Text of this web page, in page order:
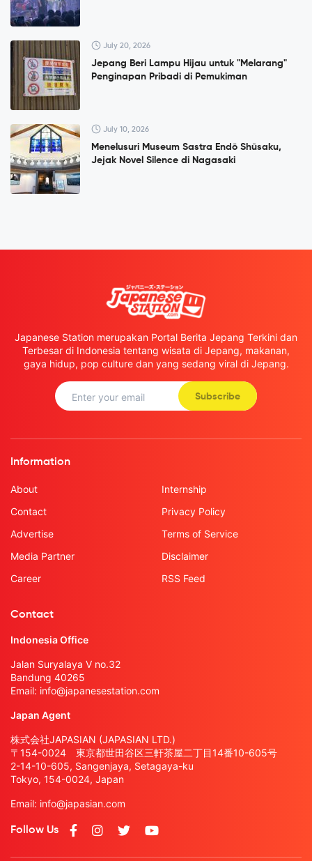
July 20, 2026
Jepang Beri Lampu Hijau untuk "Melarang"
Penginapan Pribadi di Pemukiman
July 10, 2026
Menelusuri Museum Sastra Endō Shūsaku,
Jejak Novel Silence di Nagasaki
Japanese Station merupakan Portal Berita Jepang Terkini dan
Terbesar di Indonesia tentang wisata di Jepang, makanan,
gaya hidup, pop culture dan yang sedang viral di Jepang.
Subscribe
Information
About
Contact
Advertise
Media Partner
Career
Internship
Privacy Policy
Terms of Service
Disclaimer
RSS Feed
Contact
Indonesia Office
Jalan Suryalaya V no.32
Bandung 40265
Email: info@japanesestation.com
Japan Agent
株式会社JAPASIAN (JAPASIAN LTD.)
〒154-0024 東京都世田谷区三軒茶屋二丁目14番10-605号
2-14-10-605, Sangenjaya, Setagaya-ku
Tokyo, 154-0024, Japan
Email: info@japasian.com
Follow Us